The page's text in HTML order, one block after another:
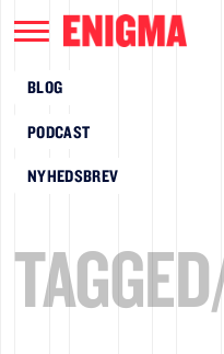
BLOG
PODCAST
NYHEDSBREV